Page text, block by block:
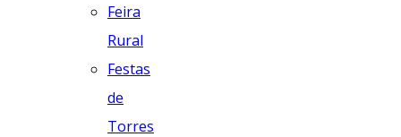
Feira
Rural
Festas
de
Torres